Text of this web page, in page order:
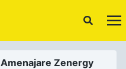
Amenajare Zenergy